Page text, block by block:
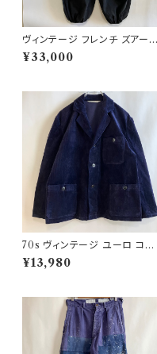
ヴィンテージ フレンチ ズアーブ
パンツ ミリタリー フランス軍 フ
レンチアンティーク
¥33,000
70s ヴィンテージ ユーロ コー
デュロイ セットアップ ビンテー
ジ
¥13,980